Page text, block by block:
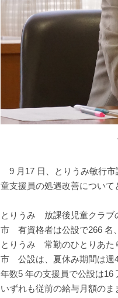
9 月17 日、とりうみ敏行市
童支援員の処遇改善について
とりうみ 放課後児童クラブ
市 有資格者は公設で266 名
とりうみ 常勤のひとりあた
市 公設は、夏休み期間は週
年数5 年の支援員で公設は16
いずれも従前の給与月額のま